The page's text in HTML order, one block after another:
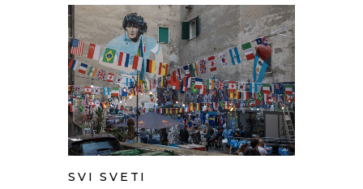
SVI SVETI